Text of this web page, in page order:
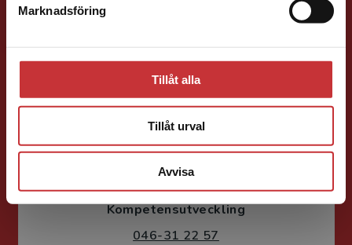
Marknadsföring
Tillåt alla
Tillåt urval
Avvisa
Fritjof Janson
Förlagskoordinator Kurslitteratur och
Kompetensutveckling
046-31 22 57